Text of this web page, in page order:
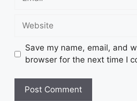
Website
Save my name, email, and
browser for the next time I